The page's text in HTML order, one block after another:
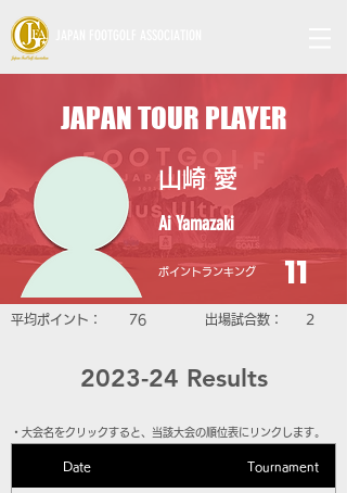
JAPAN TOUR PLAYER
山崎 愛
Ai Yamazaki
​ポイントランキング 11
​平均ポイント： 76 ​出場試合数： 2
2023-24 Results
​・大会名をクリックすると、当該大会の順位表にリンクします。
Date Tournament